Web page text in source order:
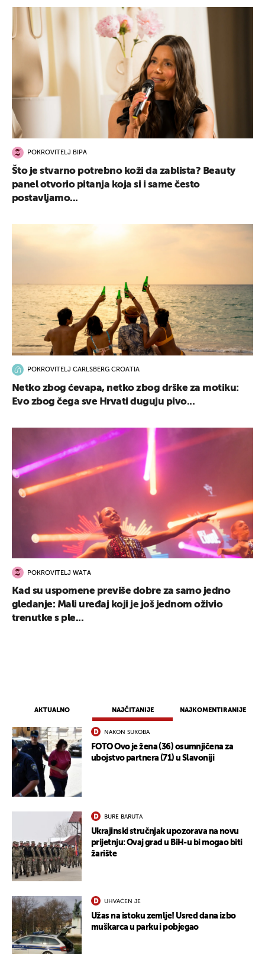
AKTUALNO NAJČITANIJE NAJKOMENTIRANIJE
NAKON SUKOBA
FOTO Ovo je žena (36) osumnjičena za
ubojstvo partnera (71) u Slavoniji
BURE BARUTA
Ukrajinski stručnjak upozorava na novu
prijetnju: Ovaj grad u BiH-u bi mogao biti
žarište
UHVAĆEN JE
Užas na istoku zemlje! Usred dana izbo
muškarca u parku i pobjegao
POKROVITELJ BIPA
Što je stvarno potrebno koži da zablista? Beauty
panel otvorio pitanja koja si i same često
postavljamo...
POKROVITELJ CARLSBERG CROATIA
Netko zbog ćevapa, netko zbog drške za motiku:
Evo zbog čega sve Hrvati duguju pivo...
POKROVITELJ WATA
Kad su uspomene previše dobre za samo jedno
gledanje: Mali uređaj koji je još jednom oživio
trenutke s ple...